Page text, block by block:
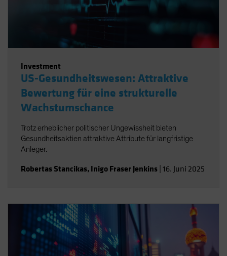
Investment
US-Gesundheitswesen: Attraktive
Bewertung für eine strukturelle
Wachstumschance
Trotz erheblicher politischer Ungewissheit bieten
Gesundheitsaktien attraktive Attribute für langfristige
Anleger.
Robertas Stancikas, Inigo Fraser Jenkins 16. Juni 2025